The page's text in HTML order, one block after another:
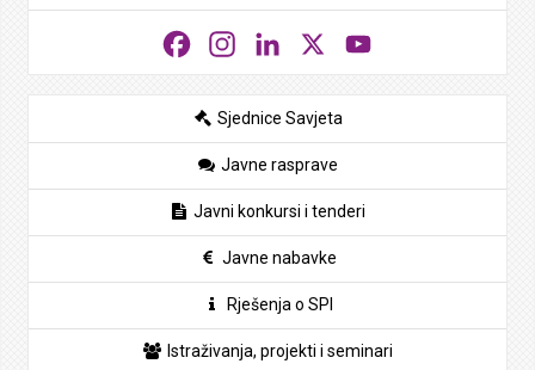
FacebookInstagramLinkedIn
Sjednice Savjeta
Javne rasprave
Javni konkursi i tenderi
Javne nabavke
Rješenja o SPI
Istraživanja, projekti i seminari